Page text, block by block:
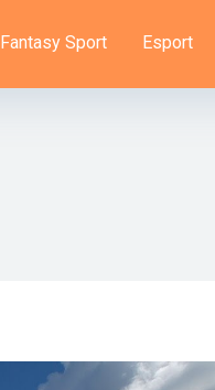
Fantasy Sport Esport